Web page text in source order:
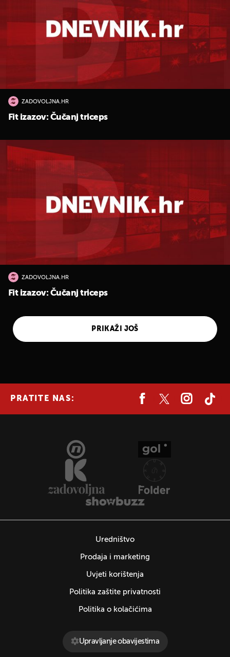
ZADOVOLJNA.HR
Fit izazov: Čučanj triceps
ZADOVOLJNA.HR
Fit izazov: Čučanj triceps
PRIKAŽI JOŠ
PRATITE NAS:
Uredništvo
Prodaja i marketing
Uvjeti korištenja
Politika zaštite privatnosti
Politika o kolačićima
Upravljanje obavijestima
UKLJUČITE NOTIFIKACIJE